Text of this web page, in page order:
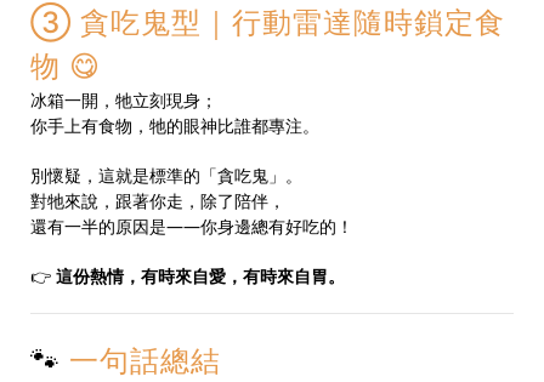
③ 貪吃鬼型｜行動雷達隨時鎖定食
物 😋
冰箱一開，牠立刻現身；
你手上有食物，牠的眼神比誰都專注。
別懷疑，這就是標準的「貪吃鬼」。
對牠來說，跟著你走，除了陪伴，
還有一半的原因是——你身邊總有好吃的！
👉 這份熱情，有時來自愛，有時來自胃。
🐾 一句話總結